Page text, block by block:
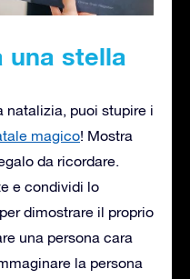
una stella
natalizia, puoi stupire i
magico! Mostra
da ricordare.
e condividi lo
dimostrare il proprio
una persona cara
la persona